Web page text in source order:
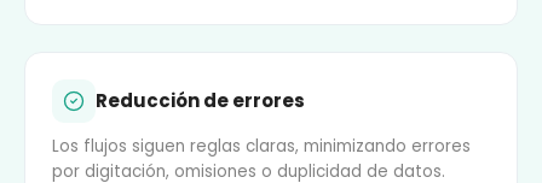
Reducción de errores
Los flujos siguen reglas claras, minimizando errores
por digitación, omisiones o duplicidad de datos.